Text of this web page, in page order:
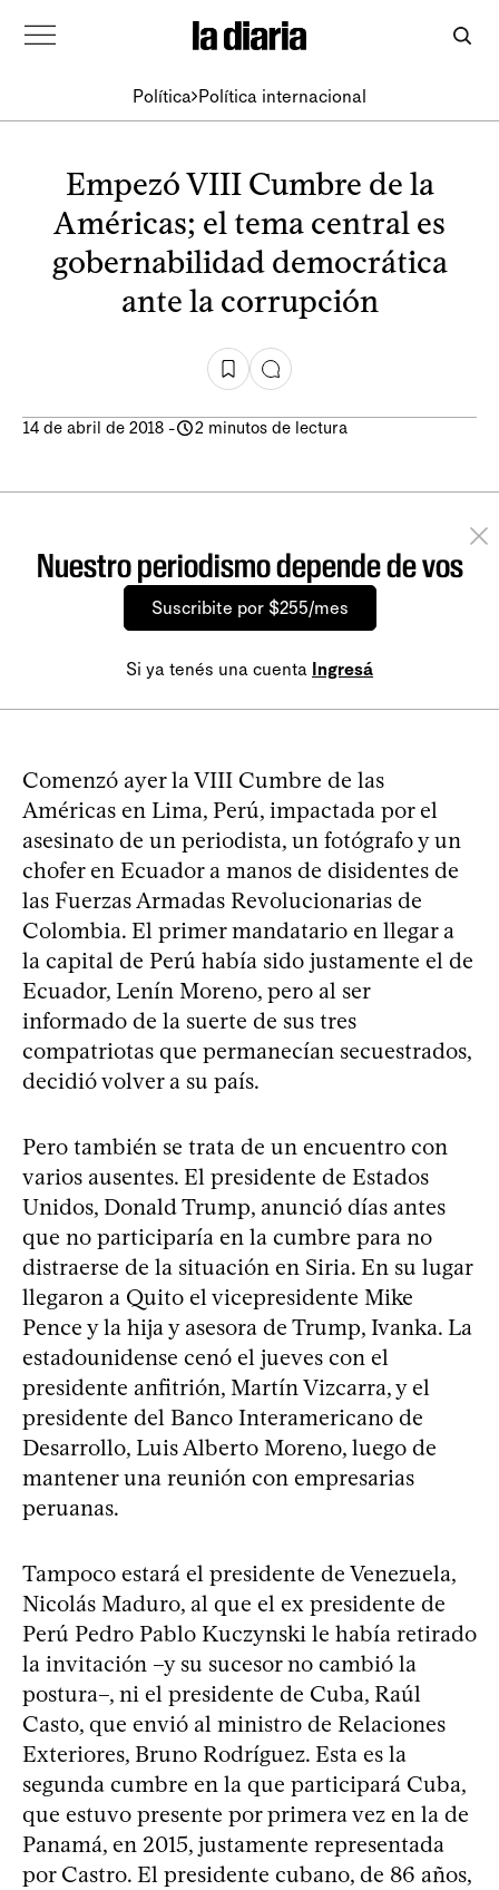
Política Política internacional
Empezó VIII Cumbre de la
Américas; el tema central es
gobernabilidad democrática
ante la corrupción
14 de abril de 2018 - 2 minutos de lectura
Nuestro periodismo depende de vos
Suscribite por $255/mes
Si ya tenés una cuenta Ingresá
Comenzó ayer la VIII Cumbre de las
Américas en Lima, Perú, impactada por el
asesinato de un periodista, un fotógrafo y un
chofer en Ecuador a manos de disidentes de
las Fuerzas Armadas Revolucionarias de
Colombia. El primer mandatario en llegar a
la capital de Perú había sido justamente el de
Ecuador, Lenín Moreno, pero al ser
informado de la suerte de sus tres
compatriotas que permanecían secuestrados,
decidió volver a su país.
Pero también se trata de un encuentro con
varios ausentes. El presidente de Estados
Unidos, Donald Trump, anunció días antes
que no participaría en la cumbre para no
distraerse de la situación en Siria. En su lugar
llegaron a Quito el vicepresidente Mike
Pence y la hija y asesora de Trump, Ivanka. La
estadounidense cenó el jueves con el
presidente anfitrión, Martín Vizcarra, y el
presidente del Banco Interamericano de
Desarrollo, Luis Alberto Moreno, luego de
mantener una reunión con empresarias
peruanas.
Tampoco estará el presidente de Venezuela,
Nicolás Maduro, al que el ex presidente de
Perú Pedro Pablo Kuczynski le había retirado
la invitación –y su sucesor no cambió la
postura–, ni el presidente de Cuba, Raúl
Casto, que envió al ministro de Relaciones
Exteriores, Bruno Rodríguez. Esta es la
segunda cumbre en la que participará Cuba,
que estuvo presente por primera vez en la de
Panamá, en 2015, justamente representada
por Castro. El presidente cubano, de 86 años,